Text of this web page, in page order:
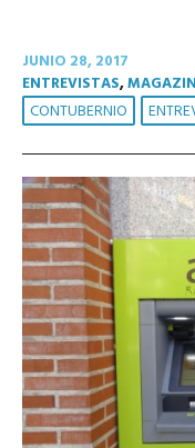
JUNIO 28, 2017
ENTREVISTAS,
CONTUBERNIO